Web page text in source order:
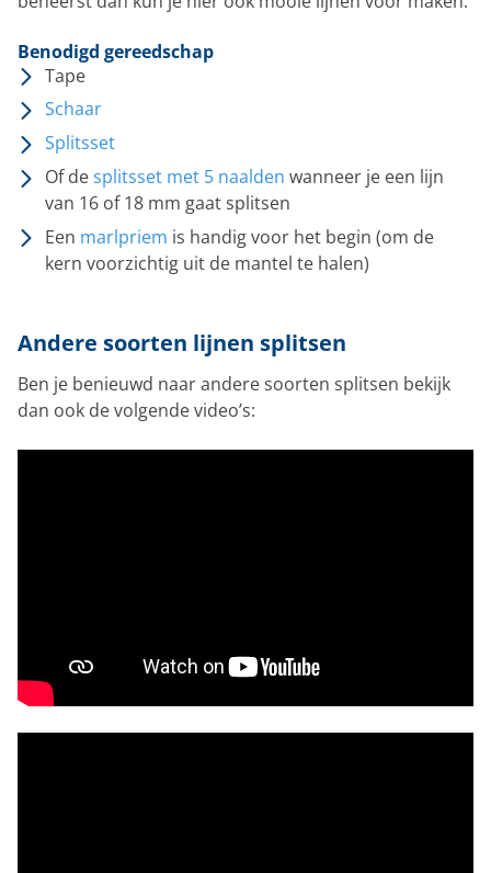
Benodigd gereedschap
Tape
Schaar
Splitsset
Of desplitsset met 5 naalden wanneer je een lijn
van 16 of 18 mm gaat splitsen
Een marlpriem is handig voor het begin (om de
kern voorzichtig uit de mantel te halen)
Andere soorten lijnen splitsen
Ben je benieuwd naar andere soorten splitsen bekijk
dan ook de volgende video’s: